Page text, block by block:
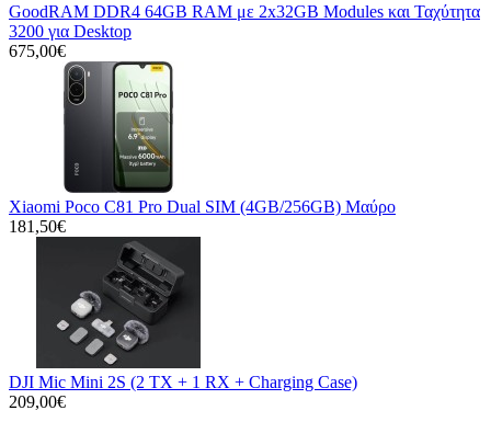
GoodRAM DDR4 64GB RAM με 2x32GB Modules και Ταχύτητα
3200 για Desktop
675,00€
Xiaomi Poco C81 Pro Dual SIM (4GB/256GB) Μαύρο
181,50€
DJI Mic Mini 2S (2 TX + 1 RX + Charging Case)
209,00€